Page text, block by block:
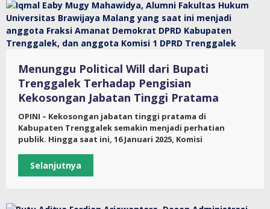
Menunggu Political Will dari Bupati
Trenggalek Terhadap Pengisian
Kekosongan Jabatan Tinggi Pratama
OPINI – Kekosongan jabatan tinggi pratama di
Kabupaten Trenggalek semakin menjadi perhatian
publik. Hingga saat ini, 16 Januari 2025, Komisi
Selanjutnya